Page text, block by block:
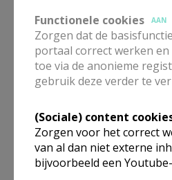
MIJN PAROCHIE
AANMELDEN OF
in deze kerk, het adres van de
kerken in de buurt.
ALLE DETAILS
Omgeving
Niet gevonden wat je
Functionele cookies
AAN
Zorgen dat de
portaal correct werken
toe via de anonieme
gebruik deze verder te
(Sociale) content
Zorgen voor het correct
van al dan niet externe
bijvoorbeeld een